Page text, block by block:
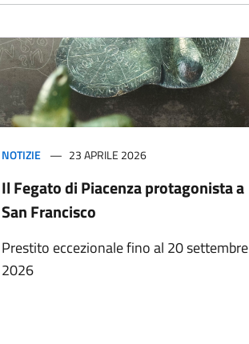
NOTIZIE 23 APRILE 2026
Il Fegato di Piacenza protagonista a
San Francisco
Prestito eccezionale fino al 20 settembre
2026